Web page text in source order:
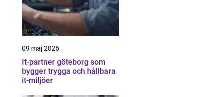
09 maj 2026
It-partner göteborg som
bygger trygga och hållbara
it-miljöer